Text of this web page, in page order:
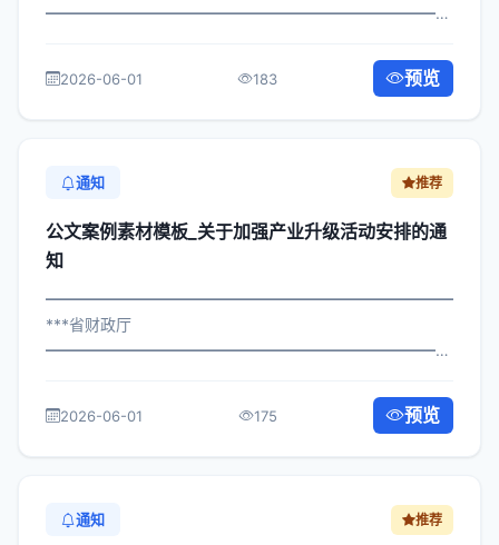
各直属机构： 为深入贯彻落实习近平总...
2026-06-01 183 预览
通知 推荐
公文案例素材模板_关于加强产业升级活动安排的通
知
***省财政厅
属机构： 为深入贯彻落实习近平总书记...
2026-06-01 175 预览
通知 推荐